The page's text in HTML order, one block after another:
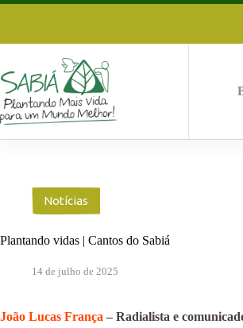
Pular
Notícias
Plantando vidas | Cantos do Sabiá
14 de julho de 2025
João Lucas França – Radialista e